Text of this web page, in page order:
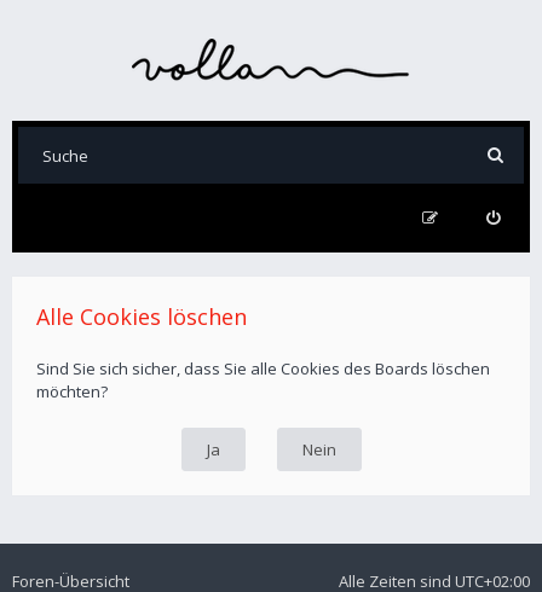
Alle Cookies löschen
Sind Sie sich sicher, dass Sie alle Cookies des Boards löschen
möchten?
Foren-Übersicht Alle Zeiten sind UTC+02:00